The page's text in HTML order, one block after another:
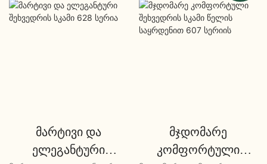
მარტივი და
ელეგანტური
მჯდომარე
კომფორტული